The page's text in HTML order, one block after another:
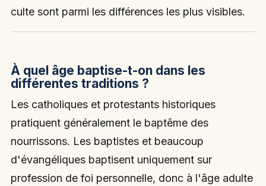
culte sont parmi les différences les plus visibles.
À quel âge baptise-t-on dans les
différentes traditions ?
Les catholiques et protestants historiques
pratiquent généralement le baptême des
nourrissons. Les baptistes et beaucoup
d'évangéliques baptisent uniquement sur
profession de foi personnelle, donc à l'âge adulte